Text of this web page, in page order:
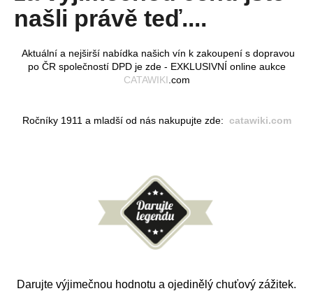
našli právě teď....
Aktuální a nejširší nabídka našich vín k zakoupení s dopravou
po ČR společností DPD je zde - EXKLUSIVNÍ online aukce
CATAWIKI.com
Ročníky 1911 a mladší od nás nakupujte zde: catawiki.com
Darujte výjimečnou hodnotu a ojedinělý chuťový zážitek.